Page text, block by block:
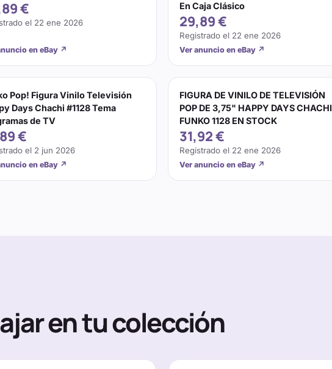
€
el 22 ene 2026
en eBay ↗
En Caja Clásico
29,89 €
Registrado el 22 ene 2026
Ver anuncio en eBay ↗
Pop! Figura Vinilo Televisión
Days Chachi #1128 Tema
de TV
€
el 2 jun 2026
en eBay ↗
FIGURA DE VINILO DE TELEVISIÓN
POP DE 3,75" HAPPY DAYS CHACHI
FUNKO 1128 EN STOCK
31,92 €
Registrado el 22 ene 2026
Ver anuncio en eBay ↗
en tu colección